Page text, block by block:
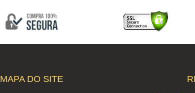
MAPA DO SITE